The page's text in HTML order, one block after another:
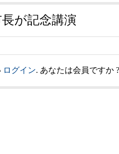
が記念講演
ログイン. あなたは会員ですか ?